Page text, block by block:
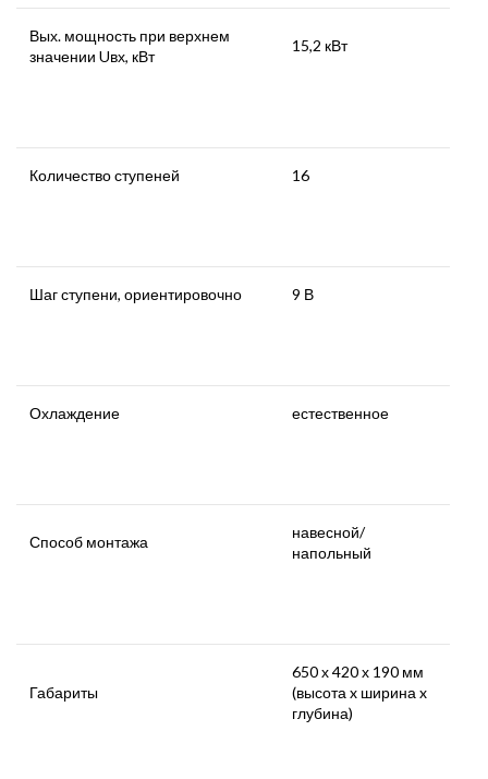
Вых. мощность при верхнем
значении Uвх, кВт
15,2 кВт
Количество ступеней 16
Шаг ступени, ориентировочно 9 В
Охлаждение естественное
Способ монтажа
навесной/
напольный
Габариты
650 х 420 х 190 мм
(высота x ширина x
глубина)